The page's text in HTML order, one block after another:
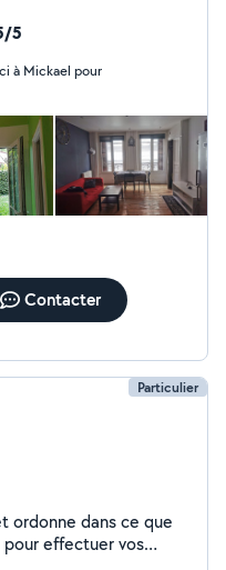
5
à Mickael pour
Contacter
Particulier
ordonne dans ce que